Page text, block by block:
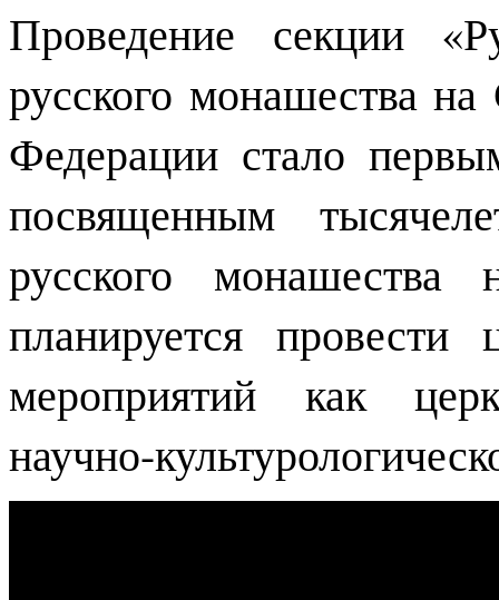
Проведение секции
русского монашества
Федерации стало
посвященным
русского
планируется
мероприятий как
научно-